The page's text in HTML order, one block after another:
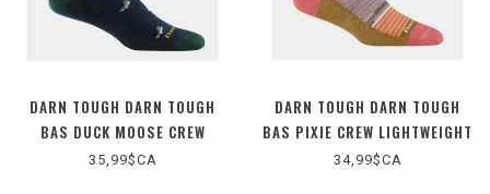
DARN TOUGH DARN TOUGH
BAS DUCK MOOSE CREW
LIGHTWEIGHT CUSHION
35,99$CA
DARN TOUGH DARN TOUGH
BAS PIXIE CREW LIGHTWEIGHT
(D1692W)
34,99$CA